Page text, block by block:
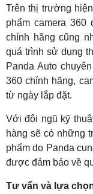
Trên thị trường
phẩm camera
chính hãng cũng
quá trình sử dụng
Panda Auto
360 chính hãng,
từ ngày lắp đặt.
Với đội ngũ kỹ
hàng sẽ có những
phẩm do Panda
được đảm bảo về
Tư vấn và lựa